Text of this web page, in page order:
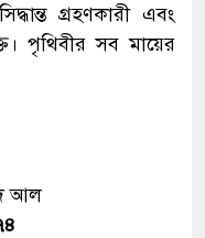
গ্রহণকারী এবং
পৃথিবীর সব মায়ের
আল